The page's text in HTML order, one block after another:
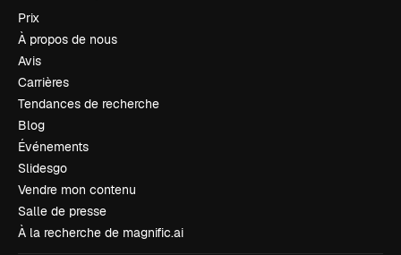
Prix
À propos de nous
Avis
Carrières
Tendances de recherche
Blog
Événements
Slidesgo
Vendre mon contenu
Salle de presse
À la recherche de magnific.ai